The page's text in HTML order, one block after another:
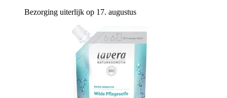
Bezorging uiterlijk op 17. augustus